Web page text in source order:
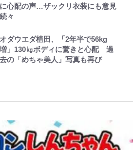
に心配の声…ザックリ衣装にも意見
続々
オダウエダ植田、「2年半で56kg
増」130㎏ボディに驚きと心配 過
去の「めちゃ美人」写真も再び
事情』がある」…山尾志桜里が
SNSのバッシングにも向き合う理
武田久美子が語る23年ぶり写真集
の裏側…57歳の妥協なき美ボディ
｢お土産最高すぎ笑｣｢どうやって入
手？｣ブライトン帰還の三笘薫、同
笑顔見れてよかった｣｢大喜びのリ
ュテル可愛すぎ｣
ろそろ終わりかな」江口寿史が炎上
を経て樋口毅宏に語ったこと
『ONE PIECE』今後の展開に絡ん
できそうな「意味深な表紙連載」
「神」エネルの月での展開に、元王
アユは「怒らせて掛ける」魚だっ
た！ ルアーを追わせて釣りあげる
おもしろさを知る
やってはいけない！「キャンプツー
溺愛されました 第27話(3)
から 第9話(1)
著